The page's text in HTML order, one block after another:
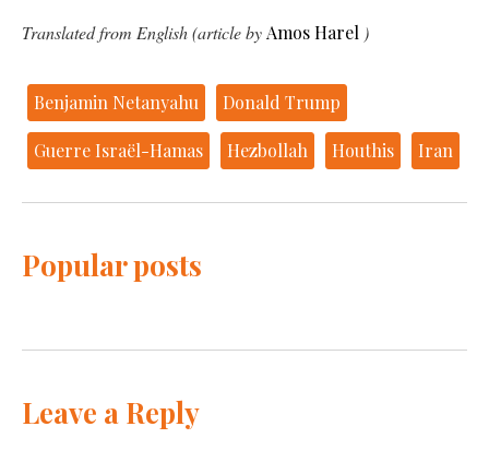
Translated from English (article byAmos Harel )
Benjamin Netanyahu Donald Trump
Guerre Israël-Hamas Hezbollah Houthis Iran
Popular posts
Leave a Reply